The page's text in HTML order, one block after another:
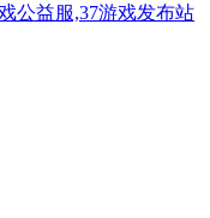
公益服,37游戏发布站